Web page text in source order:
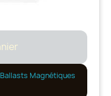
Ballasts Magnétiques